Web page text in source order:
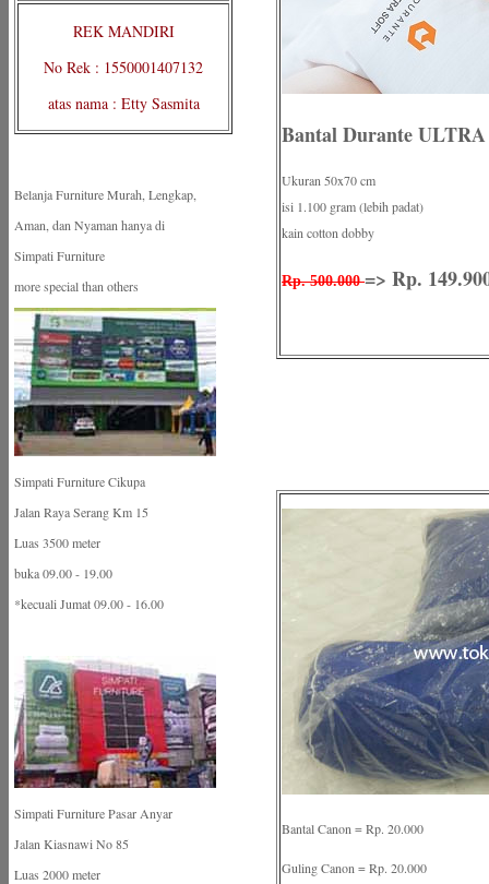
REK MANDIRI
No Rek : 1550001407132
atas nama : Etty Sasmita
Belanja Furniture Murah, Lengkap,
Aman, dan Nyaman hanya di
Simpati Furniture
more special than others
Simpati Furniture Cikupa
Jalan Raya Serang Km 15
Luas 3500 meter
buka 09.00 - 19.00
*kecuali Jumat 09.00 - 16.00
Simpati Furniture Pasar Anyar
Jalan Kiasnawi No 85
Luas 2000 meter
Bantal Durante
Ukuran 50x70 cm
isi 1.100 gram (lebih padat)
kain cotton dobby
Rp. 500.000=> Rp.
Bantal Canon = Rp. 20.000
Guling Canon = Rp. 20.000